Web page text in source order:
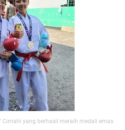
Cimahi yang berhasil meraih medali emas